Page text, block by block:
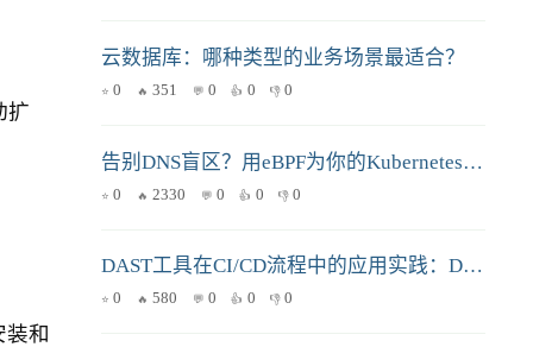
扩
和
云数据库：哪种类型的业务场景最适合？
0 351 0 0 0
告别DNS盲区？用eBPF为你的Kubernetes集群装上“透视眼”
0 2330 0 0 0
DAST工具在CI/CD流程中的应用实践：DevOps工程师的自动化安全扫描指南
0 580 0 0 0